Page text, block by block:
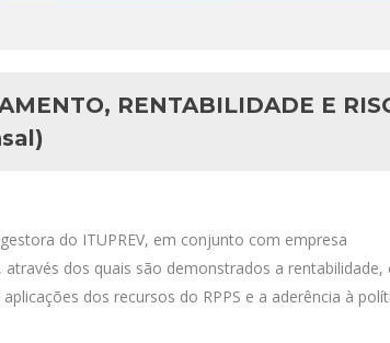
RENTABILIDADE E
do ITUPREV, em conjunto com empresa
dos quais são demonstrados a rentabilidade,
dos recursos do RPPS e a aderência à